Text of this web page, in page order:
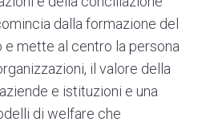
dalla formazione del
e mette al centro la persona
il valore della
e istituzioni e una
di welfare che